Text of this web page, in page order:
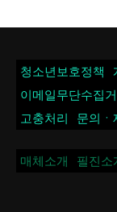
청소년보호정책
이메일무단수집
고충처리
문의ㆍ
매체소개 필진소